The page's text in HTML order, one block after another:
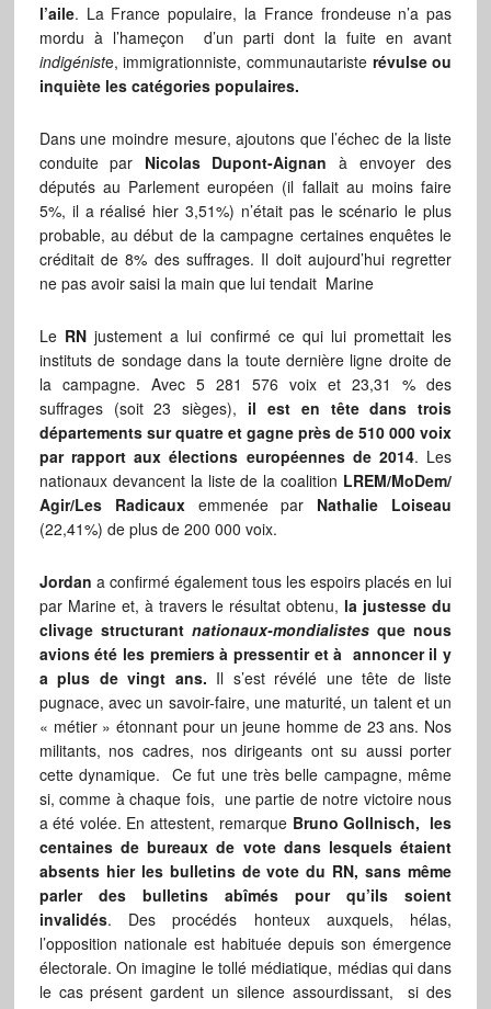
l’aile. La France populaire, la France frondeuse n’a pas
mordu à l’hameçon d’un parti dont la fuite en avant
indigéniste, immigrationniste, communautariste révulse ou
inquiète les catégories populaires.
Dans une moindre mesure, ajoutons que l’échec de la liste
conduite par Nicolas Dupont-Aignan à envoyer des
députés au Parlement européen (il fallait au moins faire
5%, il a réalisé hier 3,51%) n’était pas le scénario le plus
probable, au début de la campagne certaines enquêtes le
créditait de 8% des suffrages. Il doit aujourd’hui regretter
ne pas avoir saisi la main que lui tendait Marine
Le RNjustement a lui confirmé ce qui lui promettait les
instituts de sondage dans la toute dernière ligne droite de
la campagne. Avec 5 281 576 voix et 23,31 % des
suffrages (soit 23 sièges), il est en tête dans trois
départements sur quatre et gagne près de 510 000 voix
par rapport aux élections européennes de 2014. Les
nationaux devancent la liste de la coalition LREM/MoDem/
Agir/Les Radicauxemmenée par Nathalie Loiseau
(22,41%) de plus de 200 000 voix.
Jordan a confirmé également tous les espoirs placés en lui
par Marine et, à travers le résultat obtenu, la justesse du
clivage structurantnationaux-mondialistes que nous
avions été les premiers à pressentir et à annoncer il y
a plus de vingt ans. Il s’est révélé une tête de liste
pugnace, avec un savoir-faire, une maturité, un talent et un
« métier » étonnant pour un jeune homme de 23 ans. Nos
militants, nos cadres, nos dirigeants ont su aussi porter
cette dynamique. Ce fut une très belle campagne, même
si, comme à chaque fois, une partie de notre victoire nous
a été volée. En attestent, remarque Bruno Gollnisch, les
centaines de bureaux de vote dans lesquels étaient
absents hier les bulletins de vote du RN, sans même
parler des bulletins abîmés pour qu’ils soient
invalidés. Des procédés honteux auxquels, hélas,
l’opposition nationale est habituée depuis son émergence
électorale. On imagine le tollé médiatique, médias qui dans
le cas présent gardent un silence assourdissant, si des